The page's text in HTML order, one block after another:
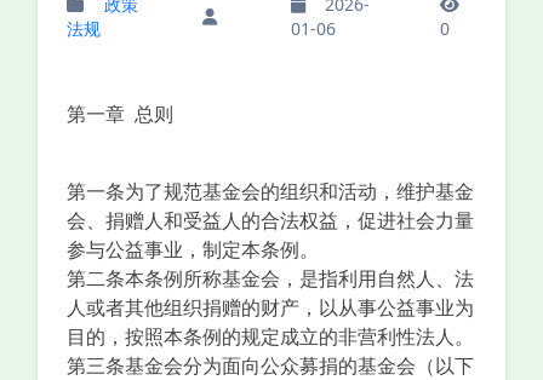
法规
01-06
0
第一章 总则
第一条为了规范基金会的组织和活动，维护基金
会、捐赠人和受益人的合法权益，促进社会力量
参与公益事业，制定本条例。
第二条本条例所称基金会，是指利用自然人、法
人或者其他组织捐赠的财产，以从事公益事业为
目的，按照本条例的规定成立的非营利性法人。
第三条基金会分为面向公众募捐的基金会（以下